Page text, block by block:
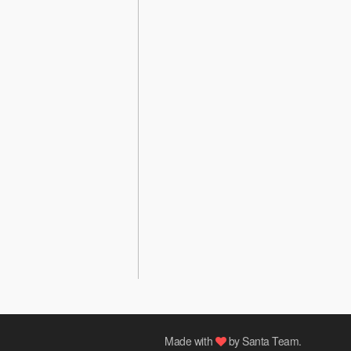
Made with by Santa Team.